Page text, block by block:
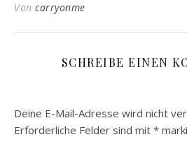
Von carryonme
SCHREIBE EINEN
Deine E-Mail-Adresse wird nicht
Erforderliche Felder sind mit *